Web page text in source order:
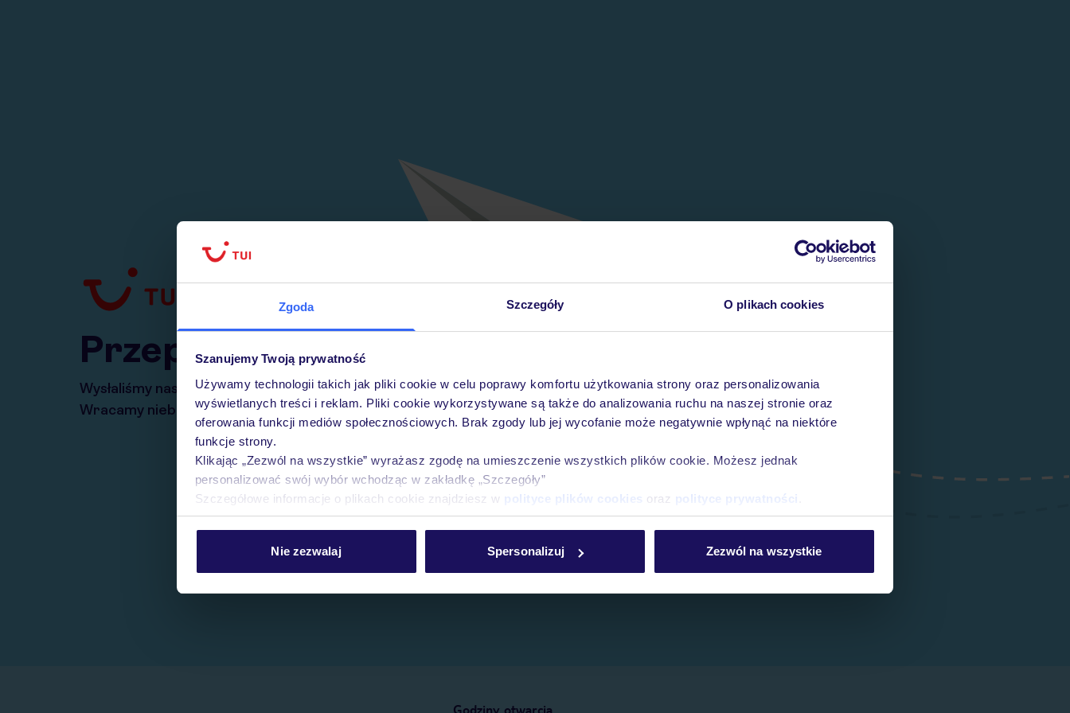
Zgoda Szczegóły O plikach cookies
Szanujemy Twoją prywatność
Używamy technologii takich jak pliki cookie w celu poprawy komfortu użytkowania strony oraz personalizowania
wyświetlanych treści i reklam. Pliki cookie wykorzystywane są także do analizowania ruchu na naszej stronie oraz
oferowania funkcji mediów społecznościowych. Brak zgody lub jej wycofanie może negatywnie wpłynąć na niektóre
funkcje strony.
Klikając „Zezwól na wszystkie” wyrażasz zgodę na umieszczenie wszystkich plików cookie. Możesz jednak
personalizować swój wybór wchodząc w zakładkę „Szczegóły”
Szczegółowe informacje o plikach cookie znajdziesz w polityce plików cookies oraz polityce prywatności
Nie zezwalaj Spersonalizuj Zezwól na wszystkie
Przepraszamy
Wysłaliśmy nasz serwis na krótkie wakacje.
Wracamy niebawem!
Godziny otwarcia